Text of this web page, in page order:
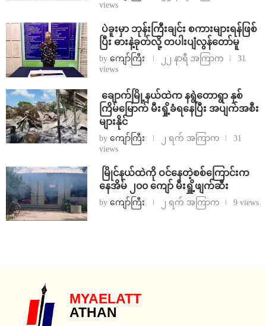
views
⁩ ⁨ပဲခူးမှာ ဘုန်းကြီးချင်း စကားများရန်ဖြစ်
ပြီး ဓားနဲ့ခုတ်လို့ တပါးပျံလွန်တော်မူ
by ကျော်ကြီး ၂၂ နာရီ အကြာက
31
views
⁩ ⁨ချောက်မြို့နယ်ထဲက နရွဲတောရွာ နှစ်
ကြိမ်မြောက် မီးရှို့ခံရနေပြီး အပျက်အစီး
များနိုင်
by ကျော်ကြီး ၂ ရက် အကြာက
31
views
⁩ ⁨မြိုင်နယ်ထဲကို ဝင်နေတဲ့စစ်ကြောင်းက
နေအိမ် ၂၀၀ ကျော် မီးရှိူ့ဖျက်ဆီး
by ကျော်ကြီး ၂ ရက် အကြာက 9 views
MYAELATT
ATHAN